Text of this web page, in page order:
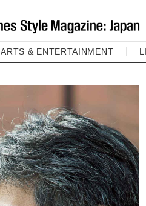
ARTS & ENTERTAINMENT